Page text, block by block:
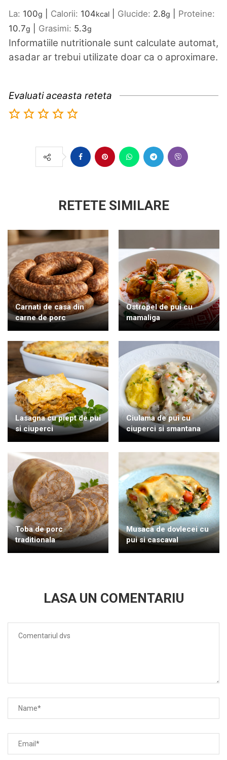
La: 100g Calorii: 104kcal Glucide: 2.8g
Proteine:
10.7g Grasimi: 5.3g
Informatiile nutritionale sunt calculate automat,
asadar ar trebui utilizate doar ca o aproximare.
Evaluati aceasta reteta
RETETE SIMILARE
Carnati de casa din
carne de porc
Ostropel de pui cu
mamaliga
Lasagna cu piept de pui
si ciuperci
Ciulama de pui cu
ciuperci si smantana
Toba de porc
traditionala
Musaca de dovlecei cu
pui si cascaval
LASA UN COMENTARIU